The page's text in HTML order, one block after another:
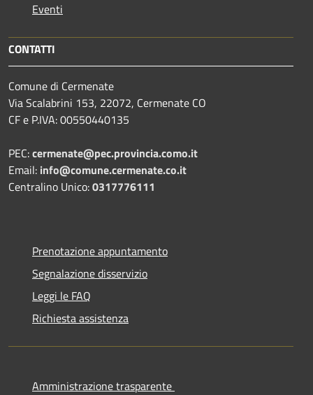
Eventi
CONTATTI
Comune di Cermenate
Via Scalabrini 153, 22072, Cermenate CO
CF e P.IVA: 00550440135
PEC:cermenate@pec.provincia.como.it
Email: info@comune.cermenate.co.it
Centralino Unico:0317776111
Prenotazione appuntamento
Segnalazione disservizio
Leggi le FAQ
Richiesta assistenza
Amministrazione trasparente